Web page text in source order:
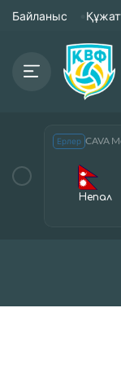
Байланыс
Ерлер CAVA
Непал